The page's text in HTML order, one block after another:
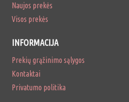
Naujos prekės
Visos prekės
INFORMACIJA
Prekių grąžinimo sąlygos
Kontaktai
Privatumo politika